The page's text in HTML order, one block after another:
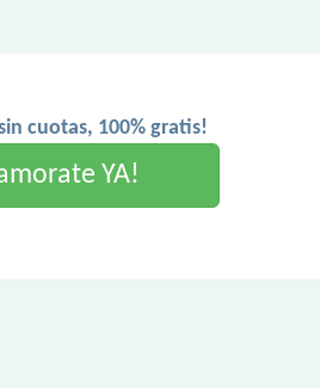
cuotas, 100% gratis!
YA!